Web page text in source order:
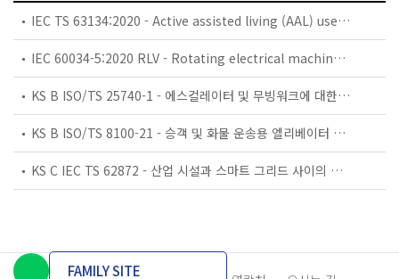
IEC TS 63134:2020 - Active assisted living (AAL) use cases
IEC 60034-5:2020 RLV - Rotating electrical machines - Part 5: Degrees of protection provided by the integral design of rotating electrical machines (IP code) - Classification
KS B ISO/TS 25740-1 - 에스컬레이터 및 무빙워크에 대한 안전요건 — 제1부: 세계공통 필수 안전요건(GESRs)
KS B ISO/TS 8100-21 - 승객 및 화물 운송용 엘리베이터 —제21부: 세계공통 필수안전요건(GESRs)을 충족하는 세계공통 안전 파라미터(GSPs)
KS C IEC TS 62872 - 산업 시설과 스마트 그리드 사이의 산업 공정 측정, 제어 및 자동화 시스템 인터페이스
FAMILY SITE